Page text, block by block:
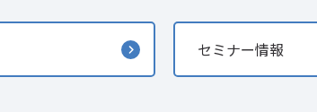
セミナー情報